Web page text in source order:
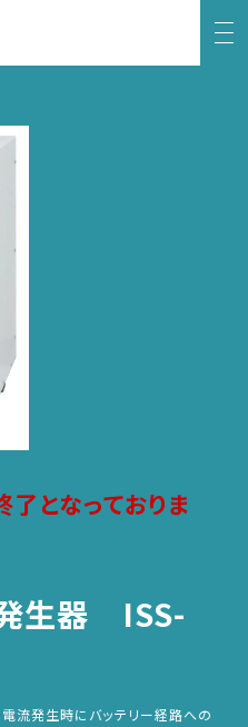
となっておりま
生器 ISS-
流発生時にバッテリー経路への
ト試験器
験器